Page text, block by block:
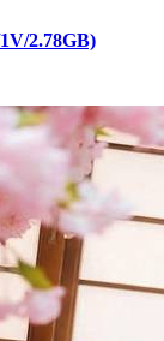
2.78GB)